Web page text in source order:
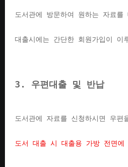
도서관에 방문하여 원하는 자료
대출시에는 간단한 회원가입이 이
3. 우편대출 및 반납
도서관에 자료를 신청하시면 우
도서 대출 시 대출용 가방 전면